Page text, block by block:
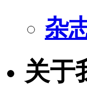
杂
关于